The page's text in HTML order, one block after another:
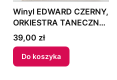
Winyl EDWARD CZERNY,
ORKIESTRA TANECZNA
POLSKIEGO RADIA -
"EDWARD CZERNY
PRZYPOMINA" 1972
Poland
Cena
39,00 zł
Do koszyka